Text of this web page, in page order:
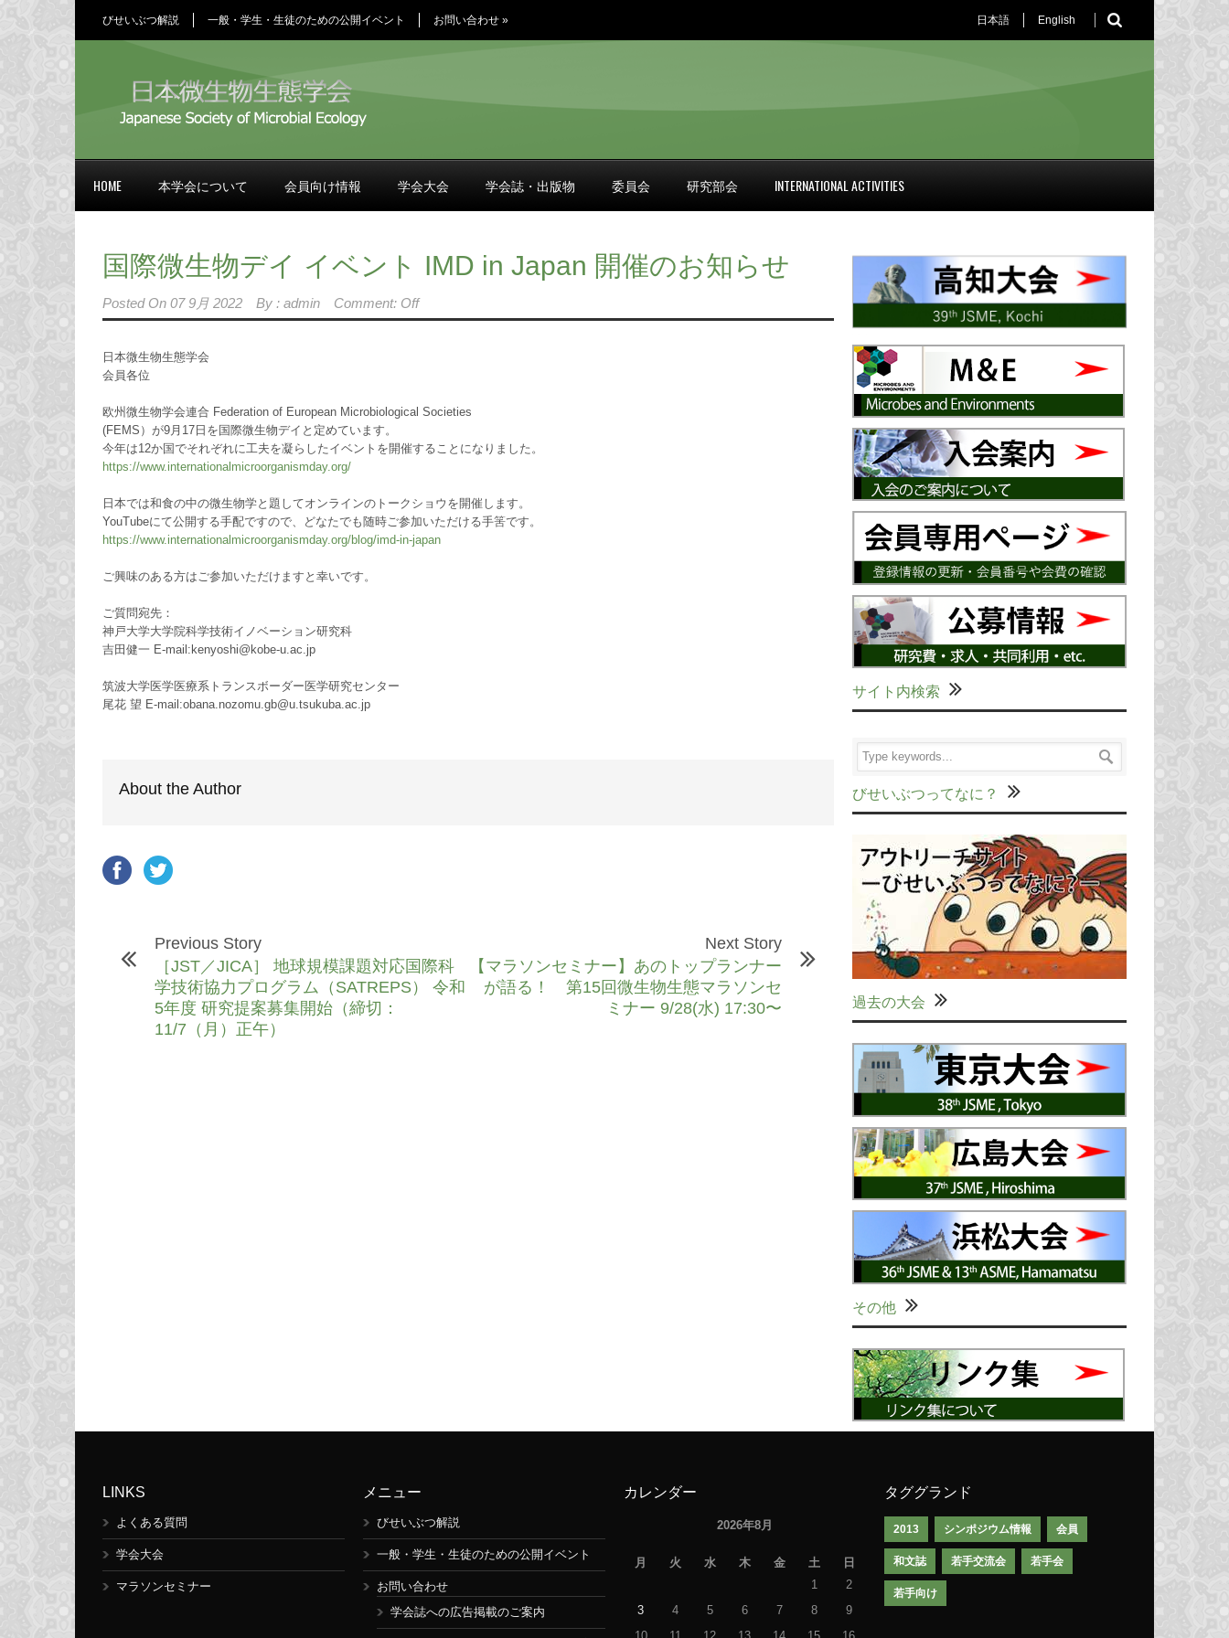
びせいぶつ解説 一般・学生・生徒のための公開イベント お問い合わせ » 日本語 English
HOME 本学会について 会員向け情報 学会大会 学会誌・出版物 委員会 研究部会 INTERNATIONAL ACTIVITIES
国際微生物デイ イベント IMD in Japan 開催のお知らせ
Posted On 07 9月 2022 By : admin Comment: Off
日本微生物生態学会
会員各位
欧州微生物学会連合 Federation of European Microbiological Societies
(FEMS）が9月17日を国際微生物デイと定めています。
今年は12か国でそれぞれに工夫を凝らしたイベントを開催することになりました。
https://www.internationalmicroorganismday.org/
日本では和食の中の微生物学と題してオンラインのトークショウを開催します。
YouTubeにて公開する手配ですので、どなたでも随時ご参加いただける手筈です。
https://www.internationalmicroorganismday.org/blog/imd-in-japan
ご興味のある方はご参加いただけますと幸いです。
ご質問宛先：
神戸大学大学院科学技術イノベーション研究科
吉田健一 E-mail:kenyoshi@kobe-u.ac.jp
筑波大学医学医療系トランスボーダー医学研究センター
尾花 望 E-mail:obana.nozomu.gb@u.tsukuba.ac.jp
About the Author
Previous Story
［JST／JICA］ 地球規模課題対応国際科
学技術協力プログラム（SATREPS） 令和
5年度 研究提案募集開始（締切：
11/7（月）正午）
Next Story
【マラソンセミナー】あのトップランナー
が語る！ 第15回微生物生態マラソンセ
ミナー 9/28(水) 17:30〜
サイト内検索
びせいぶつってなに？
過去の大会
その他
LINKS
よくある質問
学会大会
マラソンセミナー
メニュー
びせいぶつ解説
一般・学生・生徒のための公開イベント
お問い合わせ
学会誌への広告掲載のご案内
カレンダー
2026年8月
月 火 水 木 金 土
日
1
2
3
4 5 6 7 8
9
タググランド
2013 シンポジウム情報 会員
和文誌 若手交流会 若手会
若手向け